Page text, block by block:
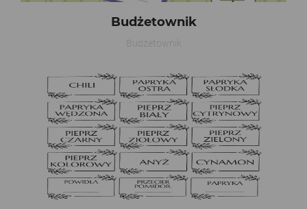
Budżetownik
Budżetownik